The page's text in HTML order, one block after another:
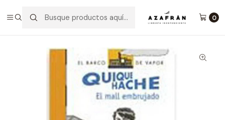
0
Quique Hache El Mall Embrujado